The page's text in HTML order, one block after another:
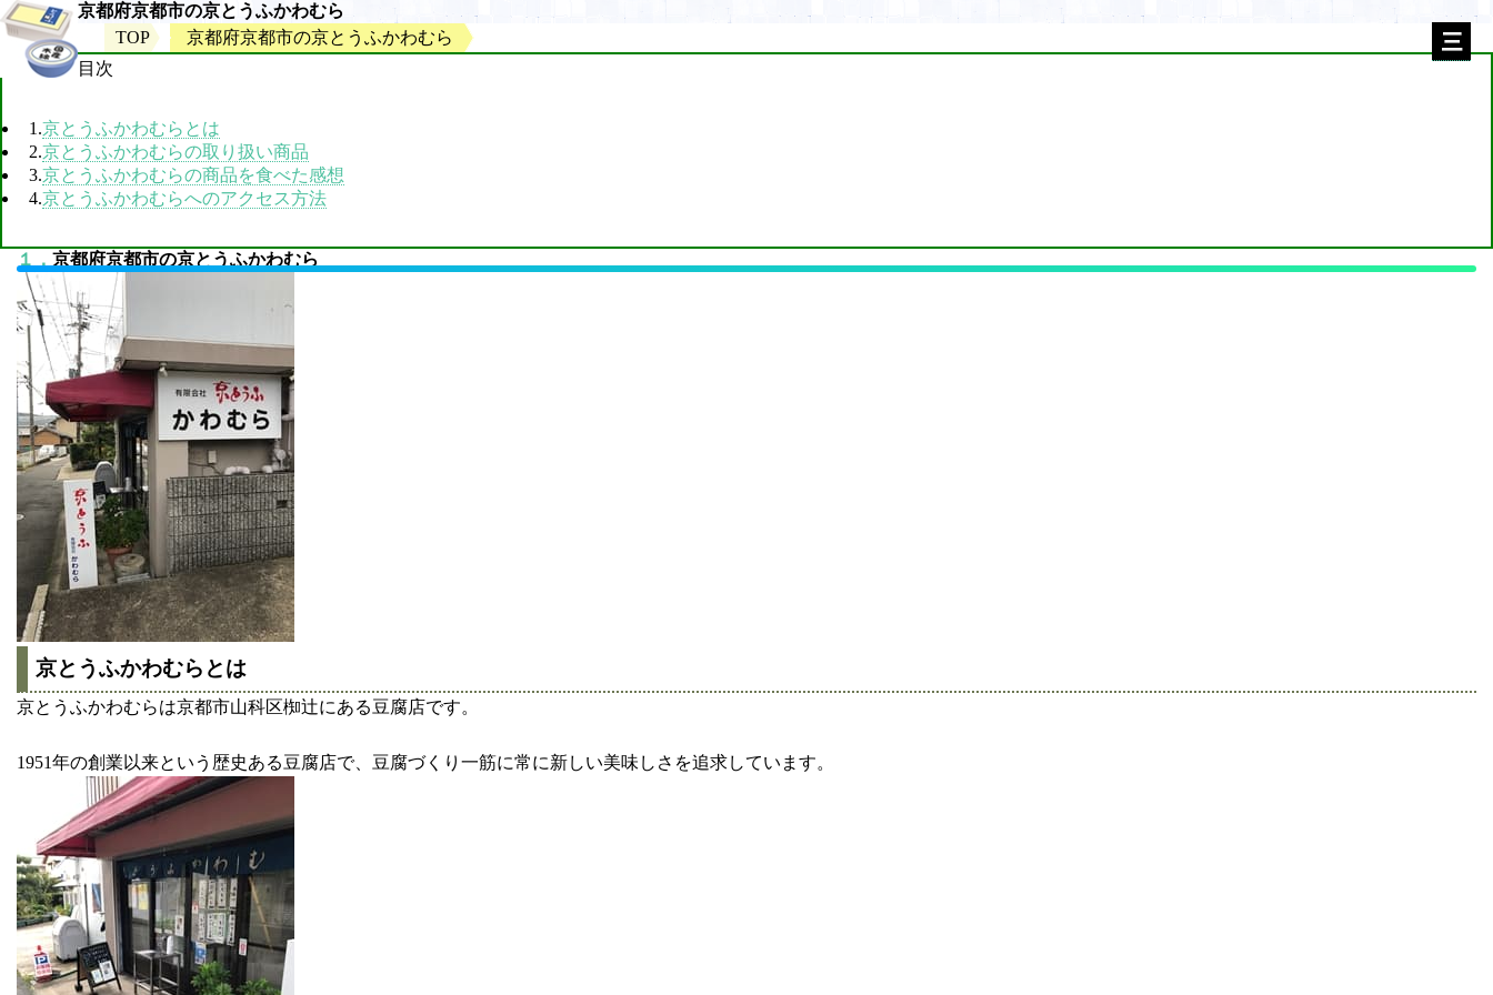
京都府京都市の京とうふかわむら
TOP
京都府京都市の京とうふかわむら
目次
1.京とうふかわむらとは
2.京とうふかわむらの取り扱い商品
3.京とうふかわむらの商品を食べた感想
4.京とうふかわむらへのアクセス方法
１． 京都府京都市の京とうふかわむら
京とうふかわむらとは
京とうふかわむらは京都市山科区椥辻にある豆腐店です。
1951年の創業以来という歴史ある豆腐店で、豆腐づくり一筋に常に新しい美味しさを追求しています。